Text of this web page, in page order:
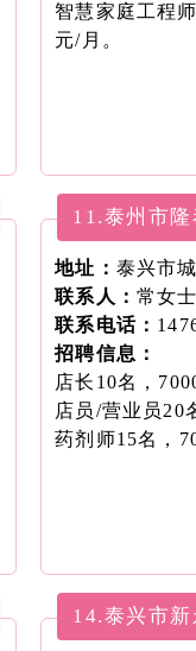
智慧家庭工程
元/月。
11.泰州市隆
地址： 泰兴市
联系人： 常女士
联系电话：
招聘信息：
店长10名，
店员/营业员20
药剂师15名，
14.泰兴市新